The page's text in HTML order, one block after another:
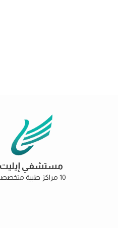
مستشفي إيليت
10 مراكز طبية متخصصة